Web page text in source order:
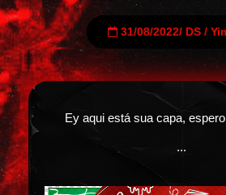
31/08/2022/ DS /
Ey aqui está sua capa,
...